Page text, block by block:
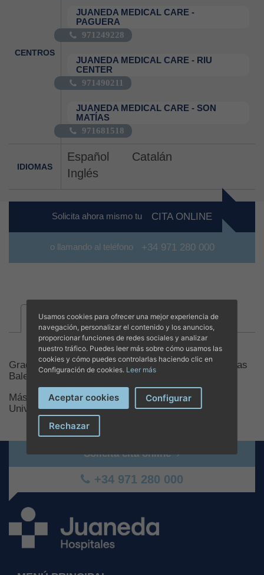
CENTROS
JUANEDA MEDICAL CARE -
PAGUERA
971249228
JUANEDA MEDICAL CARE - RIU
CENTER
971490211
JUANEDA MEDICAL CARE - SON
MATÍAS
971681518
IDIOMAS
Español
Catalán
Inglés
Solicita ahora mismo tu CITA ONLINE
o llamando al teléfono +34 971 280 000
Títulos
Graduada en Psicología en la Universidad de las Islas
Baleares (UIB)
Máster en Psicología General Sanitaria en la
Universidad de Girona
Solicita cita online
+34 971 280 000
Usamos cookies para ofrecer una mejor experiencia de
navegación, personalizar el contenido y los anuncios,
proporcionar funciones de redes sociales y analizar
nuestro tráfico. Puedes leer más sobre cómo usamos las
cookies y cómo puedes controlarlas haciendo clic en
Configuración de cookies. Leer más
Aceptar cookies Configurar
Rechazar